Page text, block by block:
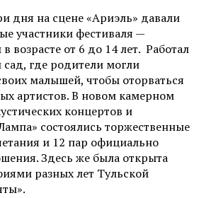
дня на сцене«Ариэль» давали
участники фестиваля —
возрасте от 6 до 14 лет. Работал
где родители могли
малышей, чтобы оторваться
артистов. В новом камерном
концертов и
состоялись торжественные
и 12 пар официально
Здесь же была открыта
разных лет Тульской